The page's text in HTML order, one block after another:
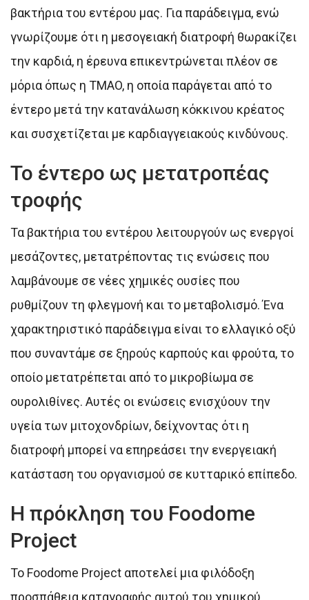
βακτήρια του εντέρου μας. Για παράδειγμα, ενώ
γνωρίζουμε ότι η μεσογειακή διατροφή θωρακίζει
την καρδιά, η έρευνα επικεντρώνεται πλέον σε
μόρια όπως η TMAO, η οποία παράγεται από το
έντερο μετά την κατανάλωση κόκκινου κρέατος
και συσχετίζεται με καρδιαγγειακούς κινδύνους.
Το έντερο ως μετατροπέας
τροφής
Τα βακτήρια του εντέρου λειτουργούν ως ενεργοί
μεσάζοντες, μετατρέποντας τις ενώσεις που
λαμβάνουμε σε νέες χημικές ουσίες που
ρυθμίζουν τη φλεγμονή και το μεταβολισμό. Ένα
χαρακτηριστικό παράδειγμα είναι το ελλαγικό οξύ
που συναντάμε σε ξηρούς καρπούς και φρούτα, το
οποίο μετατρέπεται από το μικροβίωμα σε
ουρολιθίνες. Αυτές οι ενώσεις ενισχύουν την
υγεία των μιτοχονδρίων, δείχνοντας ότι η
διατροφή μπορεί να επηρεάσει την ενεργειακή
κατάσταση του οργανισμού σε κυτταρικό επίπεδο.
Η πρόκληση του Foodome
Project
Το Foodome Project αποτελεί μια φιλόδοξη
προσπάθεια καταγραφής αυτού του χημικού